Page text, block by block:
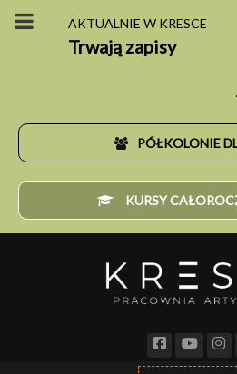
AKTUALNIE W KRESCE
Trwają zapisy
PÓŁKOLONIE
KURSY